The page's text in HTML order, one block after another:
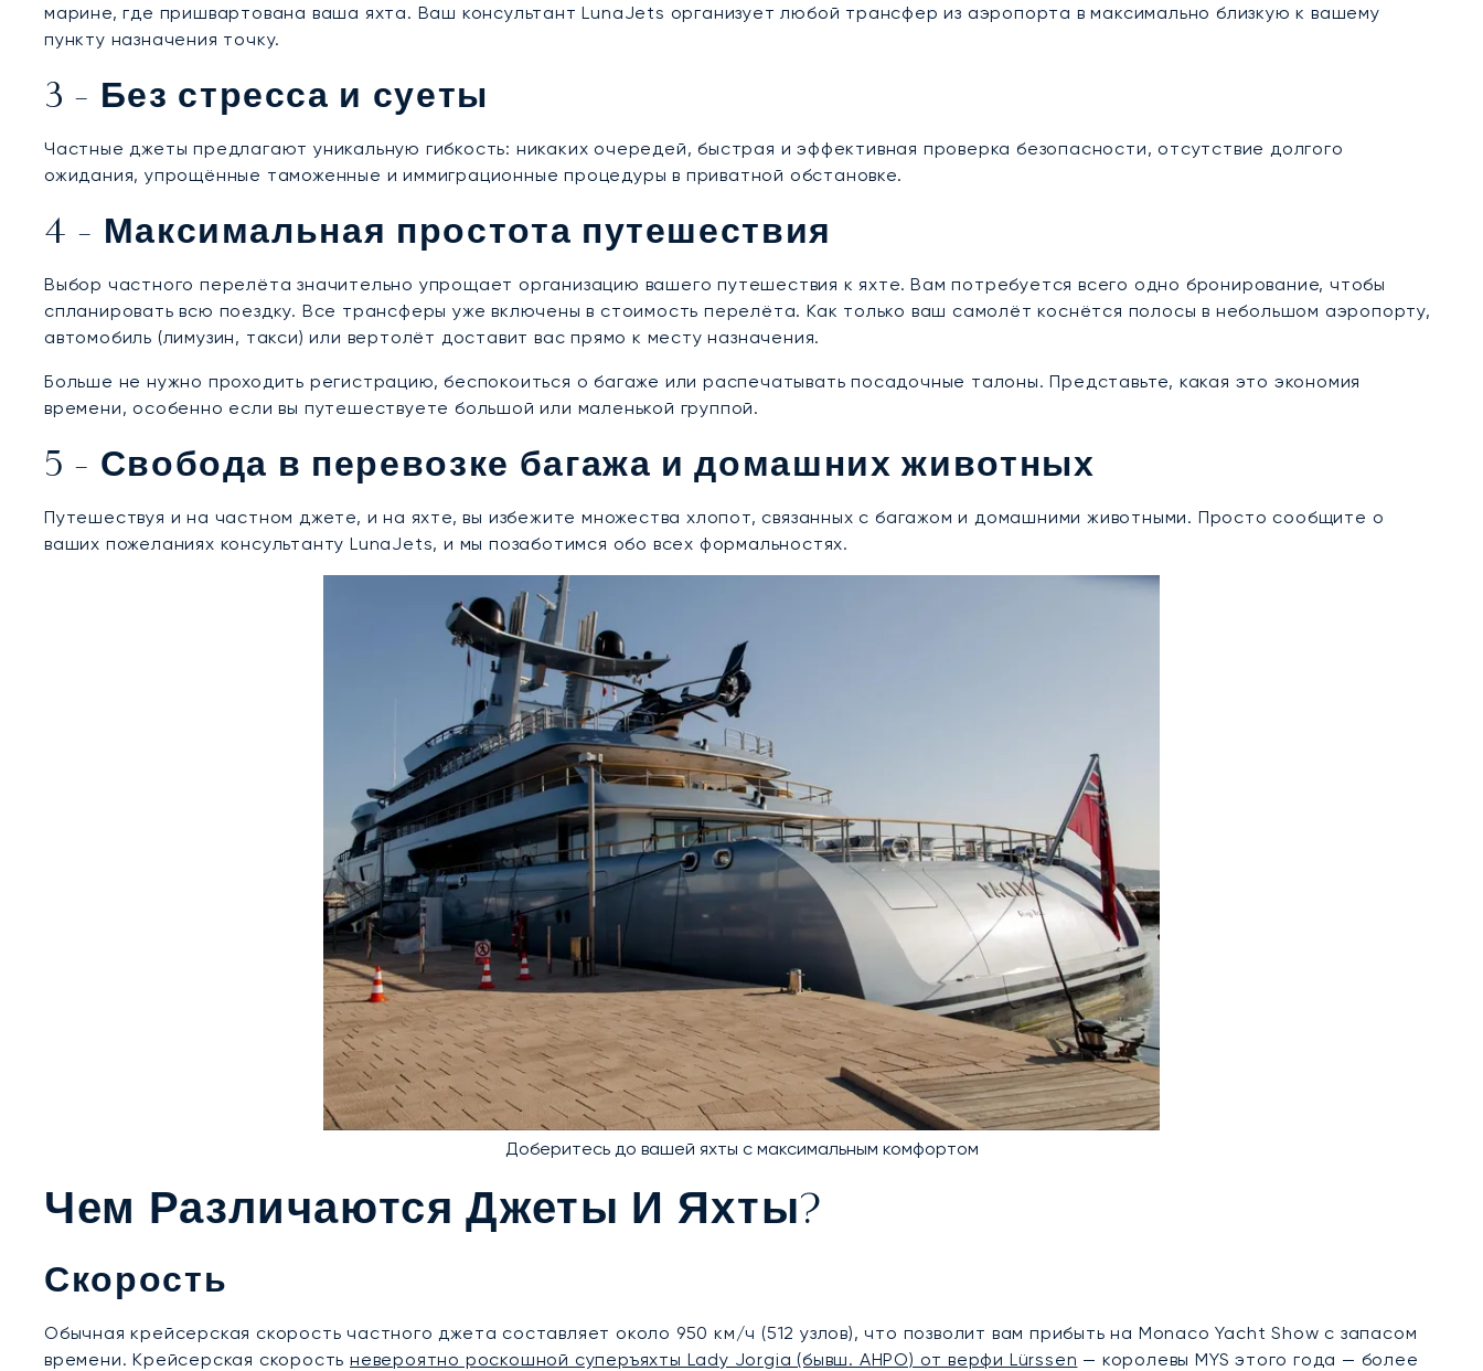
марине, где пришвартована ваша яхта. Ваш консультант LunaJets организует любой трансфер из аэропорта в максимально близкую к вашему
пункту назначения точку.
3 - Без стресса и суеты
Частные джеты предлагают уникальную гибкость: никаких очередей, быстрая и эффективная проверка безопасности, отсутствие долгого
ожидания, упрощённые таможенные и иммиграционные процедуры в приватной обстановке.
4 - Максимальная простота путешествия
Выбор частного перелёта значительно упрощает организацию вашего путешествия к яхте. Вам потребуется всего одно бронирование, чтобы
спланировать всю поездку. Все трансферы уже включены в стоимость перелёта. Как только ваш самолёт коснётся полосы в небольшом аэропорту,
автомобиль (лимузин, такси) или вертолёт доставит вас прямо к месту назначения.
Больше не нужно проходить регистрацию, беспокоиться о багаже или распечатывать посадочные талоны. Представьте, какая это экономия
времени, особенно если вы путешествуете большой или маленькой группой.
5 - Свобода в перевозке багажа и домашних животных
Путешествуя и на частном джете, и на яхте, вы избежите множества хлопот, связанных с багажом и домашними животными. Просто сообщите о
ваших пожеланиях консультанту LunaJets, и мы позаботимся обо всех формальностях.
Доберитесь до вашей яхты с максимальным комфортом
Чем Различаются Джеты И Яхты?
Скорость
Обычная крейсерская скорость частного джета составляет около 950 км/ч (512 узлов), что позволит вам прибыть на Monaco Yacht Show с запасом
времени. Крейсерская скоростьневероятно роскошной суперъяхты Lady Jorgia (бывш. AHPO) от верфи Lürssen — королевы MYS этого года — более